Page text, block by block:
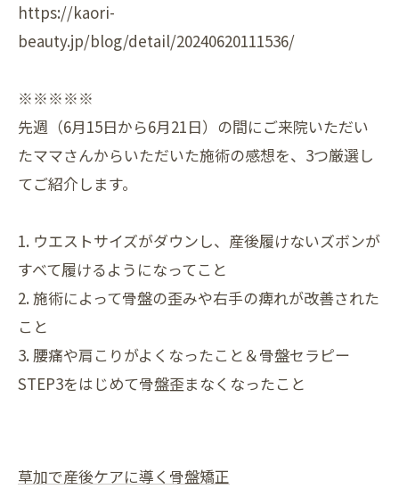
https://kaori-
beauty.jp/blog/detail/20240620111536/
※※※※※
先週（6月15日から6月21日）の間にご来院いただい
たママさんからいただいた施術の感想を、3つ厳選し
てご紹介します。
1. ウエストサイズがダウンし、産後履けないズボンが
すべて履けるようになってこと
2. 施術によって骨盤の歪みや右手の痺れが改善された
こと
3. 腰痛や肩こりがよくなったこと＆骨盤セラピー
STEP3をはじめて骨盤歪まなくなったこと
草加で産後ケアに導く骨盤矯正